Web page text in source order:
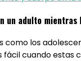
un adulto mientras
como los
fácil cuando estas